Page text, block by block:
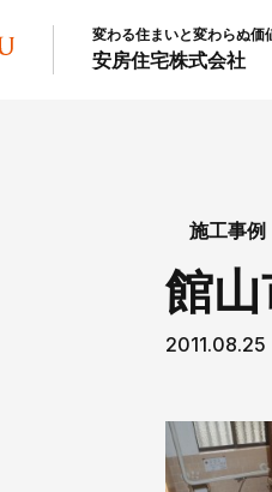
変わる住まいと変わらぬ価
安房住宅株式会社
施工事例
館山
2011.08.25